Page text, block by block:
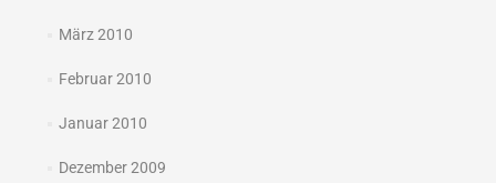
März 2010
Februar 2010
Januar 2010
Dezember 2009